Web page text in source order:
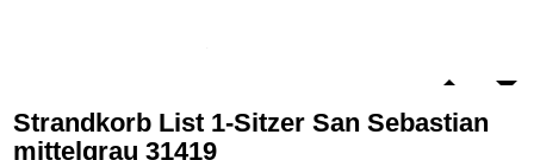
Strandkorb List 1-Sitzer San Sebastian
mittelgrau 31419